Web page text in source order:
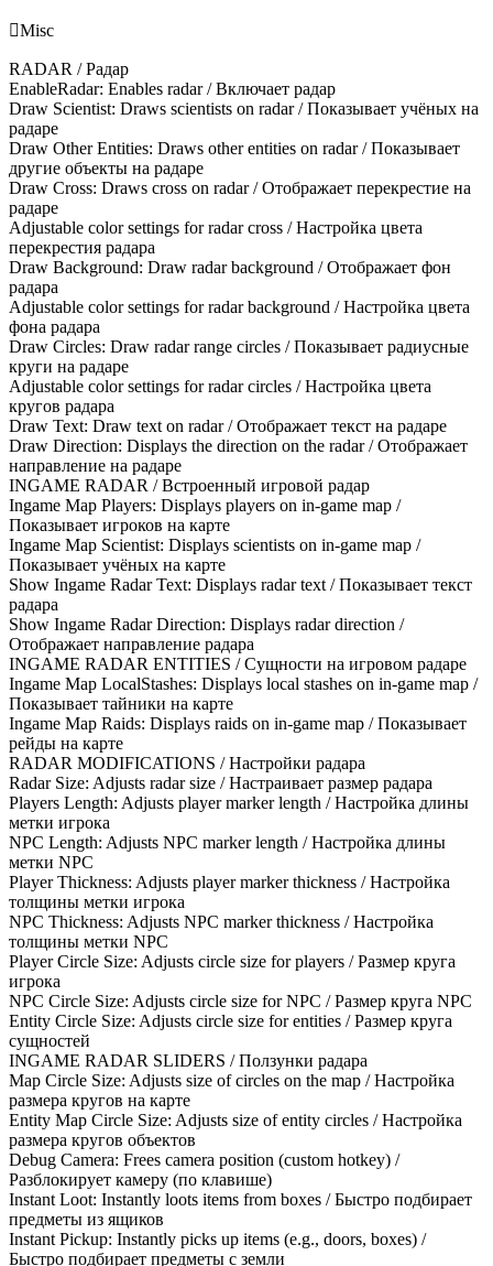
Misc
RADAR / Радар
EnableRadar: Enables radar / Включает радар
Draw Scientist: Draws scientists on radar / Показывает учёных на
радаре
Draw Other Entities: Draws other entities on radar / Показывает
другие объекты на радаре
Draw Cross: Draws cross on radar / Отображает перекрестие на
радаре
Adjustable color settings for radar cross / Настройка цвета
перекрестия радара
Draw Background: Draw radar background / Отображает фон
радара
Adjustable color settings for radar background / Настройка цвета
фона радара
Draw Circles: Draw radar range circles / Показывает радиусные
круги на радаре
Adjustable color settings for radar circles / Настройка цвета
кругов радара
Draw Text: Draw text on radar / Отображает текст на радаре
Draw Direction: Displays the direction on the radar / Отображает
направление на радаре
INGAME RADAR / Встроенный игровой радар
Ingame Map Players: Displays players on in-game map /
Показывает игроков на карте
Ingame Map Scientist: Displays scientists on in-game map /
Показывает учёных на карте
Show Ingame Radar Text: Displays radar text / Показывает текст
радара
Show Ingame Radar Direction: Displays radar direction /
Отображает направление радара
INGAME RADAR ENTITIES / Сущности на игровом радаре
Ingame Map LocalStashes: Displays local stashes on in-game map /
Показывает тайники на карте
Ingame Map Raids: Displays raids on in-game map / Показывает
рейды на карте
RADAR MODIFICATIONS / Настройки радара
Radar Size: Adjusts radar size / Настраивает размер радара
Players Length: Adjusts player marker length / Настройка длины
метки игрока
NPC Length: Adjusts NPC marker length / Настройка длины
метки NPC
Player Thickness: Adjusts player marker thickness / Настройка
толщины метки игрока
NPC Thickness: Adjusts NPC marker thickness / Настройка
толщины метки NPC
Player Circle Size: Adjusts circle size for players / Размер круга
игрока
NPC Circle Size: Adjusts circle size for NPC / Размер круга NPC
Entity Circle Size: Adjusts circle size for entities / Размер круга
сущностей
INGAME RADAR SLIDERS / Ползунки радара
Map Circle Size: Adjusts size of circles on the map / Настройка
размера кругов на карте
Entity Map Circle Size: Adjusts size of entity circles / Настройка
размера кругов объектов
Debug Camera: Frees camera position (custom hotkey) /
Разблокирует камеру (по клавише)
Instant Loot: Instantly loots items from boxes / Быстро подбирает
предметы из ящиков
Instant Pickup: Instantly picks up items (e.g., doors, boxes) /
Быстро подбирает предметы с земли